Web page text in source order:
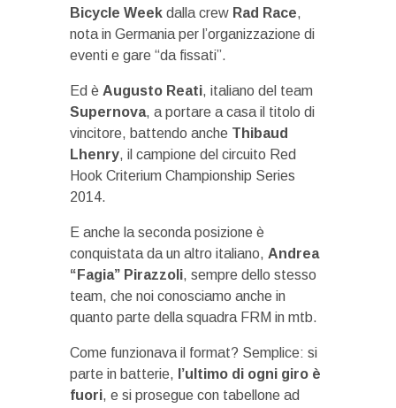
Bicycle Week dalla crew Rad Race,
nota in Germania per l’organizzazione di
eventi e gare “da fissati”.
Ed è Augusto Reati, italiano del team
Supernova, a portare a casa il titolo di
vincitore, battendo anche Thibaud
Lhenry, il campione del circuito Red
Hook Criterium Championship Series
2014.
E anche la seconda posizione è
conquistata da un altro italiano, Andrea
“Fagia” Pirazzoli, sempre dello stesso
team, che noi conosciamo anche in
quanto parte della squadra FRM in mtb.
Come funzionava il format? Semplice: si
parte in batterie,
l’ultimo di ogni giro è
fuori, e si prosegue con tabellone ad